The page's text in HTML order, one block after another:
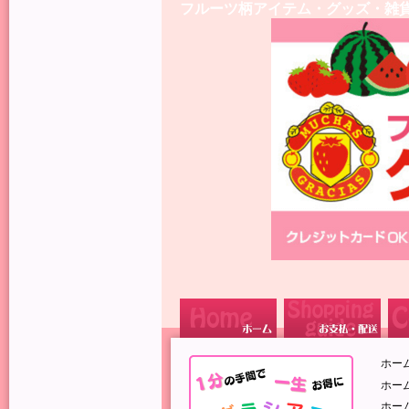
フルーツ柄アイテム・グッズ・
ホー
ホー
ホー